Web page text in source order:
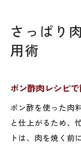
ポン酢肉
豚肉ポン
完成
さっぱり
用術
ポン酢肉レシピ
ポン酢を使った肉
と仕上がるため、
トは、肉を焼く前